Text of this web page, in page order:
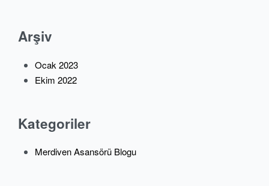
Arşiv
Ocak 2023
Ekim 2022
Kategoriler
Merdiven Asansörü Blogu